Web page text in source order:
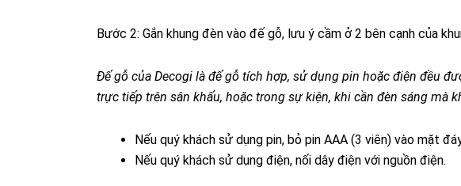
Bước 2: Gắn khung đèn vào đế gỗ, lưu ý cầm ở 2 bên cạnh của
Đế gỗ của Decogi là đế gỗ tích hợp, sử dụng pin hoặc điện đều
trực tiếp trên sân khấu, hoặc trong sự kiện, khi cần đèn sáng mà
Nếu quý khách sử dụng pin, bỏ pin AAA (3 viên) vào mặt
Nếu quý khách sử dụng điện, nối dây điện với nguồn điện.